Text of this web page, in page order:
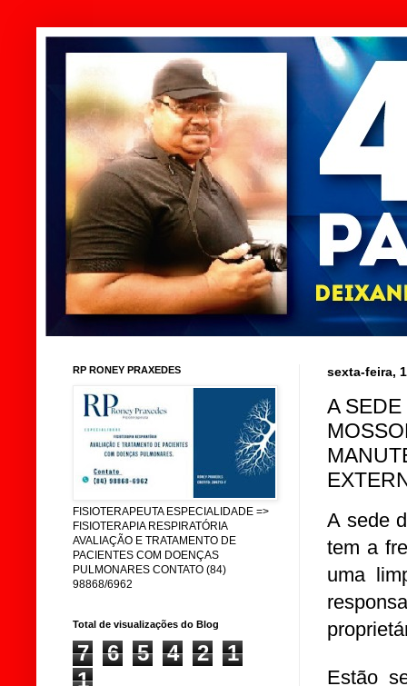
sexta-feira,
A SEDE
A sede
tem a
uma
Estão
RP RONEY PRAXEDES
FISIOTERAPEUTA ESPECIALIDADE =>
FISIOTERAPIA RESPIRATÓRIA
AVALIAÇÃO E TRATAMENTO DE
PACIENTES COM DOENÇAS
PULMONARES CONTATO (84)
98868/6962
Total de visualizações do Blog
7 6 5 4 2
1
1